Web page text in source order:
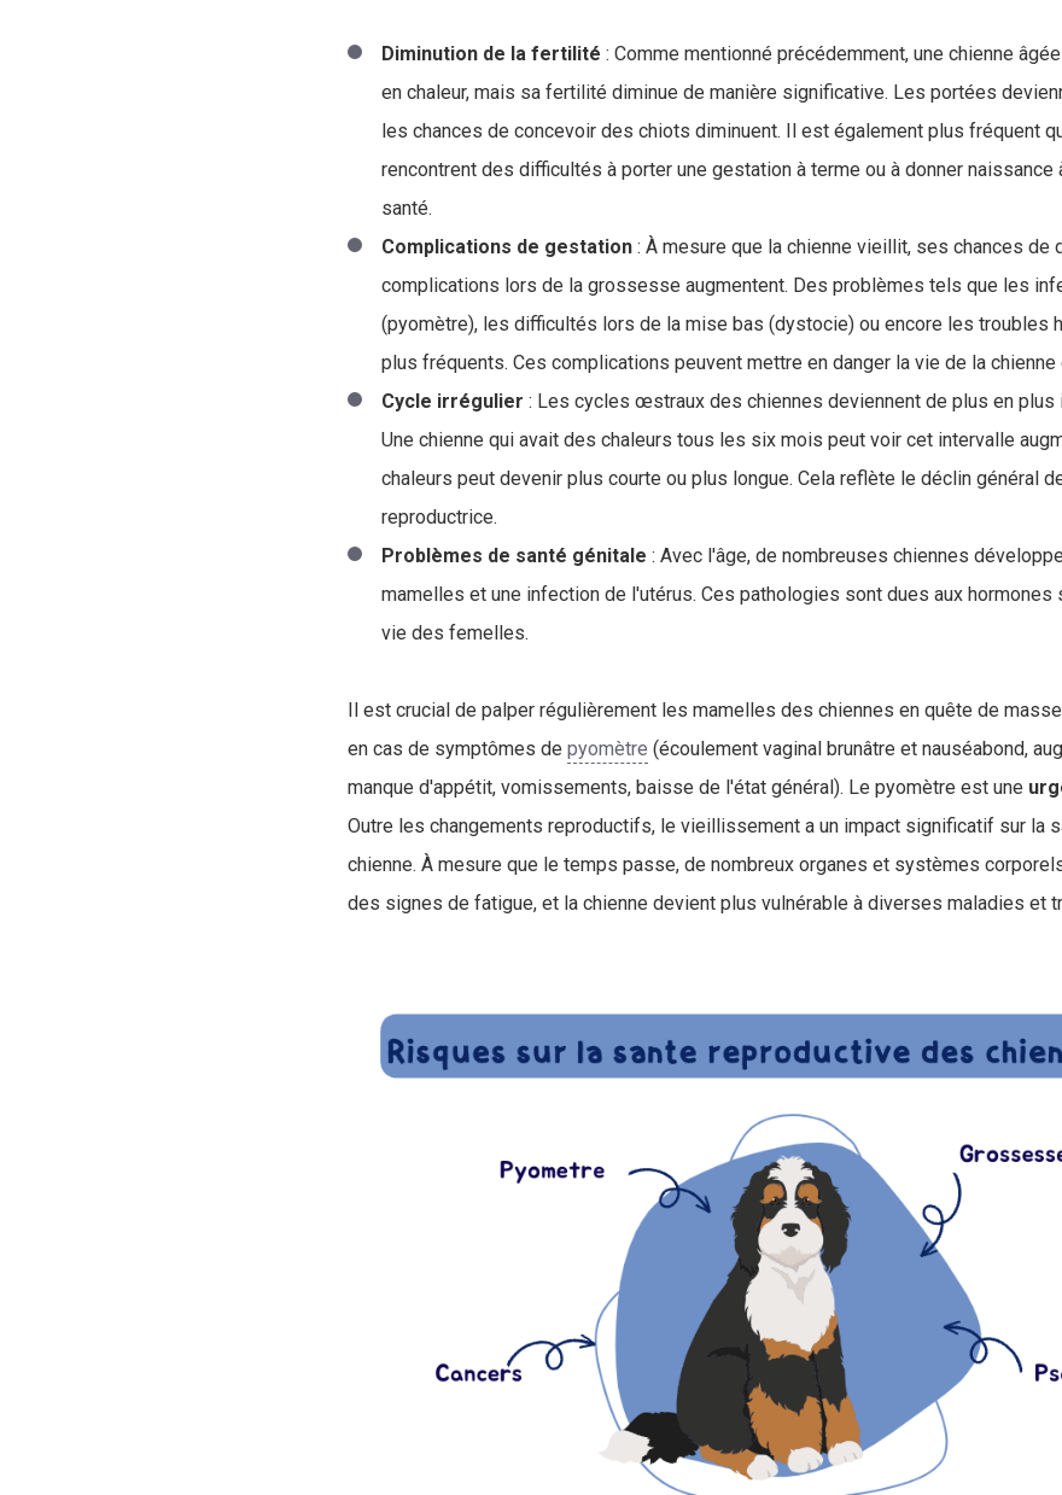
Diminution de la fertilité : Comme mentionné précédemment, une chienne
en chaleur, mais sa fertilité diminue de manière significative. Les portées
les chances de concevoir des chiots diminuent. Il est également plus fréquent
rencontrent des difficultés à porter une gestation à terme ou à donner naissance
santé.
Complications de gestation : À mesure que la chienne vieillit, ses chances de
complications lors de la grossesse augmentent. Des problèmes tels que les
(pyomètre), les difficultés lors de la mise bas (dystocie) ou encore les troubles
plus fréquents. Ces complications peuvent mettre en danger la vie de la
Cycle irrégulier : Les cycles œstraux des chiennes deviennent de plus en plus
Une chienne qui avait des chaleurs tous les six mois peut voir cet intervalle
chaleurs peut devenir plus courte ou plus longue. Cela reflète le déclin général
reproductrice.
Problèmes de santé génitale : Avec l'âge, de nombreuses chiennes
mamelles et une infection de l'utérus. Ces pathologies sont dues aux hormones
vie des femelles.
Il est crucial de palper régulièrement les mamelles des chiennes en quête de
en cas de symptômes de pyomètre (écoulement vaginal brunâtre et nauséabond,
manque d'appétit, vomissements, baisse de l'état général). Le pyomètre est une
Outre les changements reproductifs, le vieillissement a un impact significatif sur la
chienne. À mesure que le temps passe, de nombreux organes et systèmes
des signes de fatigue, et la chienne devient plus vulnérable à diverses maladies et